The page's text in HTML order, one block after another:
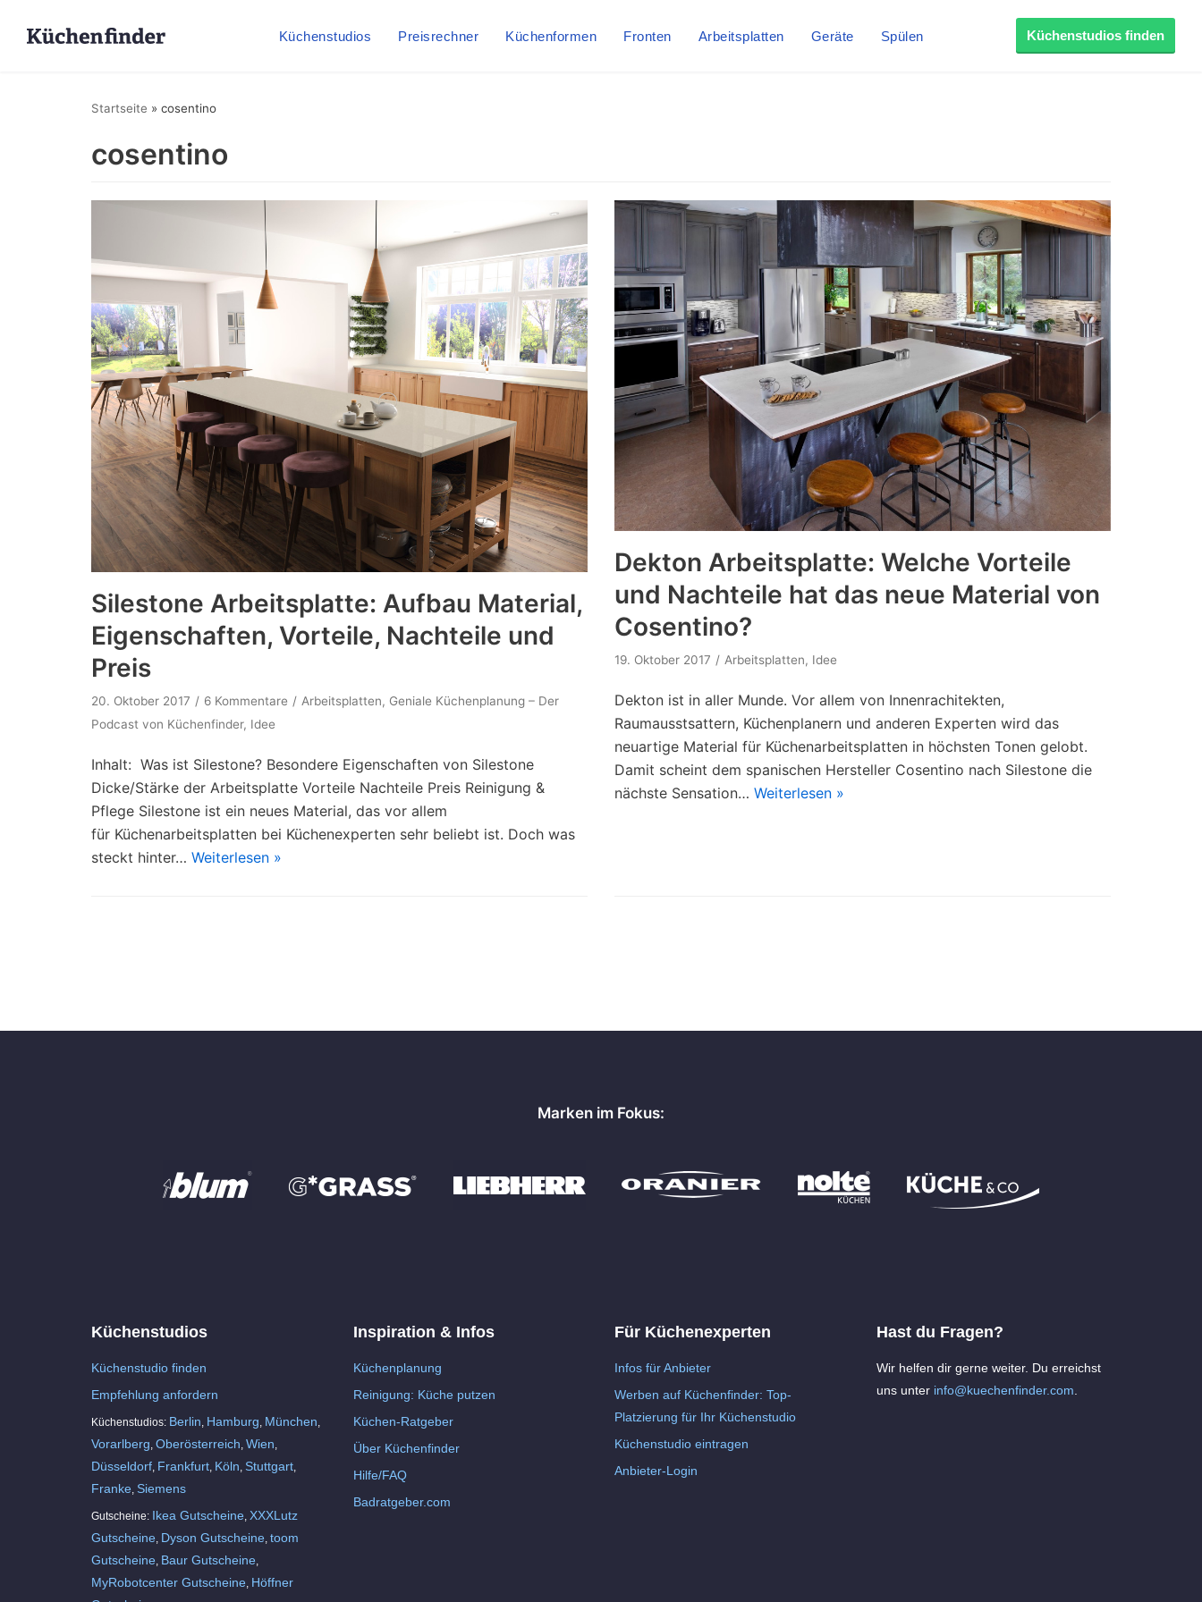
Küchenstudios Preisrechner Küchenformen Fronten Arbeitsplatten Geräte Spülen Küchenstudios finden
Startseite » cosentino
cosentino
Silestone Arbeitsplatte: Aufbau Material,
Eigenschaften, Vorteile, Nachteile und
Preis
20. Oktober 2017 6 Kommentare Arbeitsplatten, Geniale Küchenplanung – Der
Podcast von Küchenfinder, Idee
Inhalt: Was ist Silestone? Besondere Eigenschaften von Silestone
Dicke/Stärke der Arbeitsplatte Vorteile Nachteile Preis Reinigung &
Pflege Silestone ist ein neues Material, das vor allem
für Küchenarbeitsplatten bei Küchenexperten sehr beliebt ist. Doch was
steckt hinter… Weiterlesen »
Dekton Arbeitsplatte: Welche Vorteile
und Nachteile hat das neue Material von
Cosentino?
19. Oktober 2017 Arbeitsplatten, Idee
Dekton ist in aller Munde. Vor allem von Innenrachitekten,
Raumausstsattern, Küchenplanern und anderen Experten wird das
neuartige Material für Küchenarbeitsplatten in höchsten Tonen gelobt.
Damit scheint dem spanischen Hersteller Cosentino nach Silestone die
nächste Sensation… Weiterlesen »
Marken im Fokus:
Küchenstudios
Küchenstudio finden
Empfehlung anfordern
Küchenstudios: Berlin Hamburg München
Vorarlberg Oberösterreich Wien
Düsseldorf Frankfurt Köln Stuttgart
Franke Siemens
Gutscheine: Ikea Gutscheine XXXLutz
Gutscheine Dyson Gutscheine toom
Gutscheine Baur Gutscheine
MyRobotcenter Gutscheine Höffner
Inspiration & Infos
Küchenplanung
Reinigung: Küche putzen
Küchen-Ratgeber
Über Küchenfinder
Hilfe/FAQ
Badratgeber.com
Für Küchenexperten
Infos für Anbieter
Werben auf Küchenfinder: Top-
Platzierung für Ihr Küchenstudio
Küchenstudio eintragen
Anbieter-Login
Hast du Fragen?
Wir helfen dir gerne weiter. Du erreichst
uns unter info@kuechenfinder.com